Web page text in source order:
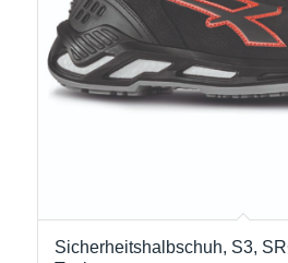
Sicherheitshalbschuh, S3,